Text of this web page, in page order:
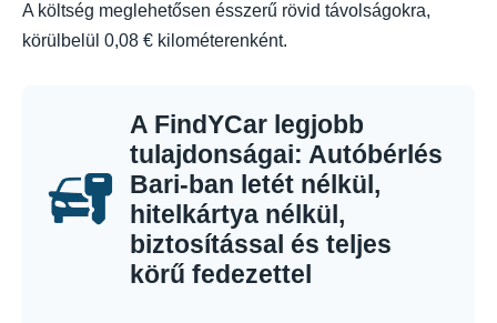
A költség meglehetősen ésszerű rövid távolságokra,
körülbelül 0,08 € kilométerenként.
A FindYCar legjobb
tulajdonságai: Autóbérlés
Bari-ban letét nélkül,
hitelkártya nélkül,
biztosítással és teljes
körű fedezettel